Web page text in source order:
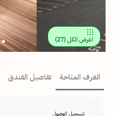
اعرض الكل (
27
)
الغرف المتاحة تفاصيل الفندق
تسجيل الوصول